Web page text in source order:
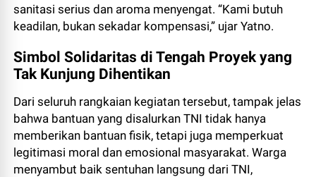
sanitasi serius dan aroma menyengat. “Kami butuh
keadilan, bukan sekadar kompensasi,” ujar Yatno.
Simbol Solidaritas di Tengah Proyek yang
Tak Kunjung Dihentikan
Dari seluruh rangkaian kegiatan tersebut, tampak jelas
bahwa bantuan yang disalurkan TNI tidak hanya
memberikan bantuan fisik, tetapi juga memperkuat
legitimasi moral dan emosional masyarakat. Warga
menyambut baik sentuhan langsung dari TNI,